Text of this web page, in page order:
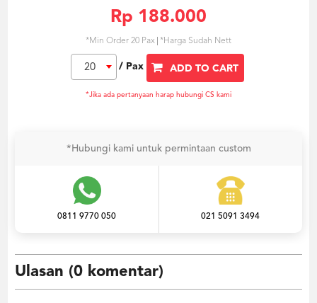
Rp 188.000
*Min Order 20 Pax *Harga Sudah Nett
20 / Pax ADD TO CART
*Jika ada pertanyaan harap hubungi CS kami
*Hubungi kami untuk permintaan custom
0811 9770 050 021 5091 3494
Ulasan (0 komentar)